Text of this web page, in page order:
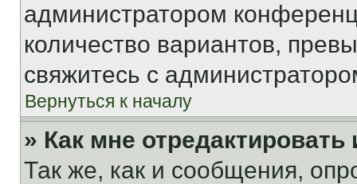
администратором
количество вариантов,
свяжитесь с
Вернуться к началу
» Как мне
Так же, как и сообщения,